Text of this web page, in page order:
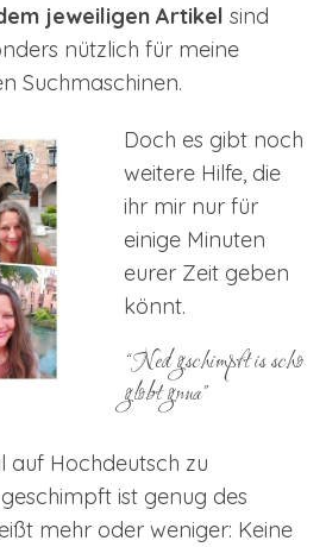
jeweiligen Artikel sind
nützlich für meine
Suchmaschinen.
Doch es gibt noch
weitere Hilfe, die
ihr mir nur für
einige Minuten
eurer Zeit geben
könnt.
“Ned gschimpft is scho
globt gnua”
auf Hochdeutsch zu
ist genug des
mehr oder weniger: Keine